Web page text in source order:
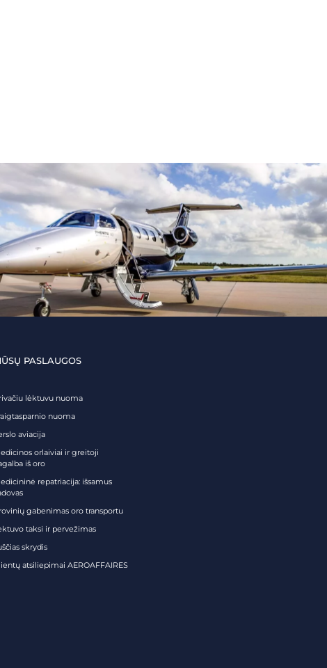
PASLAUGOS
lėktuvu nuoma
nuoma
aviacija
orlaiviai ir greitoji
iš oro
repatriacija: išsamus
gabenimas oro transportu
taksi ir pervežimas
skrydis
atsiliepimai AEROAFFAIRES